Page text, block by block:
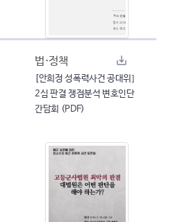
법·정책
[안희정 성폭력사건 공대위]
2심 판결 쟁점분석 변호인단
간담회 (PDF)